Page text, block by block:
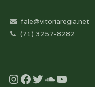
fale@vitoriaregia.net
(71) 3257-8282
Instagram
Facebook
Twitter